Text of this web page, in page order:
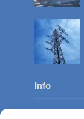
Info